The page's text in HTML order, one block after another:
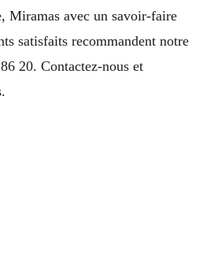
Miramas avec un savoir-faire
satisfaits recommandent notre
20. Contactez-nous et